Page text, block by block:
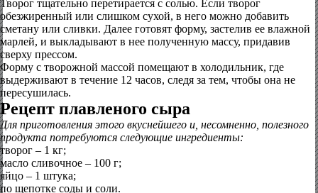
Творог тщательно перетирается с солью. Если творог
обезжиренный или слишком сухой, в него можно добавить
сметану или сливки. Далее готовят форму, застелив ее влажной
марлей, и выкладывают в нее полученную массу, придавив
сверху прессом.
Форму с творожной массой помещают в холодильник, где
выдерживают в течение 12 часов, следя за тем, чтобы она не
пересушилась.
Рецепт плавленого сыра
Для приготовления этого вкуснейшего и, несомненно, полезного
продукта потребуются следующие ингредиенты:
творог – 1 кг;
масло сливочное – 100 г;
яйцо – 1 штука;
по щепотке соды и соли.